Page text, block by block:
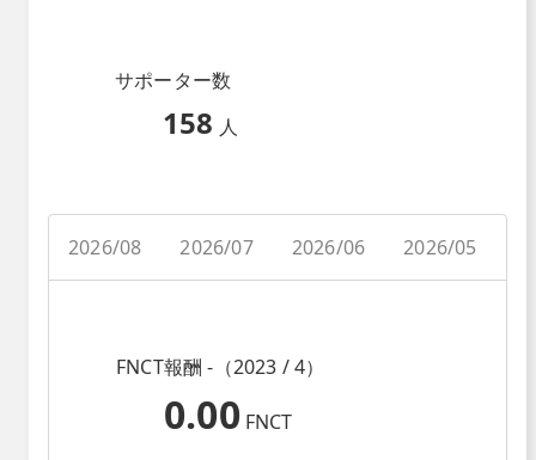
サポーター数
158 人
2026/08 2026/07 2026/06 2026/05
FNCT報酬 -（2023 / 4）
0.00 FNCT